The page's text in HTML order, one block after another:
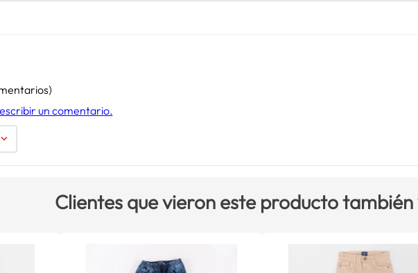
un comentario.
Clientes que vieron este producto